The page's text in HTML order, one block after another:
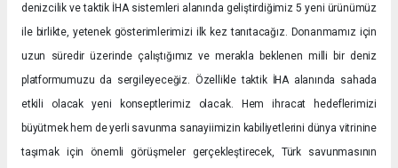
denizcilik ve taktik İHA sistemleri alanında geliştirdiğimiz 5 yeni ürünümüz
ile birlikte, yetenek gösterimlerimizi ilk kez tanıtacağız. Donanmamız için
uzun süredir üzerinde çalıştığımız ve merakla beklenen milli bir deniz
platformumuzu da sergileyeceğiz. Özellikle taktik İHA alanında sahada
etkili olacak yeni konseptlerimiz olacak. Hem ihracat hedeflerimizi
büyütmek hem de yerli savunma sanayiimizin kabiliyetlerini dünya vitrinine
taşımak için önemli görüşmeler gerçekleştirecek, Türk savunmasının